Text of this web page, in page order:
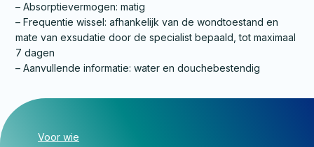
– Absorptievermogen: matig
– Frequentie wissel: afhankelijk van de wondtoestand en
mate van exsudatie door de specialist bepaald, tot maximaal
7 dagen
– Aanvullende informatie: water en douchebestendig
Voor wie